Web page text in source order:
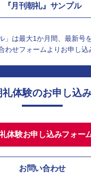
『月刊朝礼』サンプル
」は最大1か月間、最新号
わせフォームよりお申し込
礼体験のお申し込
体験お申し込みフォー
お問い合わせ